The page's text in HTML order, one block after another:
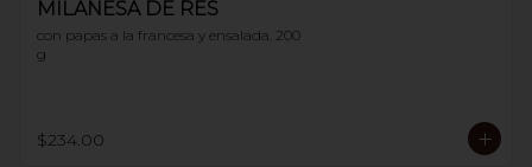
MILANESA DE RES
con papas a la francesa y ensalada. 200
g
$234.00